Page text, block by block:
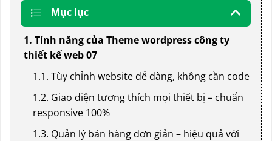
Mục lục
1. Tính năng của Theme wordpress công ty
thiết kế web 07
1.1. Tùy chỉnh website dễ dàng, không cần code
1.2. Giao diện tương thích mọi thiết bị – chuẩn
responsive 100%
1.3. Quản lý bán hàng đơn giản – hiệu quả với